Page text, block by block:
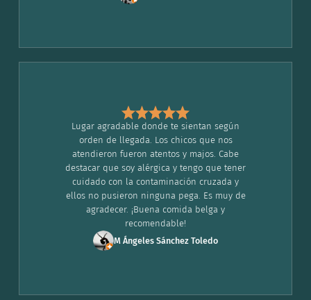
Lugar agradable donde te sientan según
orden de llegada. Los chicos que nos
atendieron fueron atentos y majos. Cabe
destacar que soy alérgica y tengo que tener
cuidado con la contaminación cruzada y
ellos no pusieron ninguna pega. Es muy de
agradecer. ¡Buena comida belga y
recomendable!
M Ángeles Sánchez Toledo